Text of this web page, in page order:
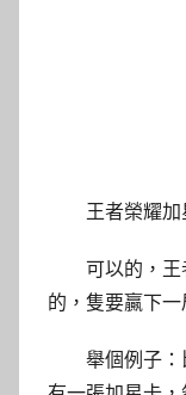
王者榮耀
可以的，
的，隻要贏下
舉個例子